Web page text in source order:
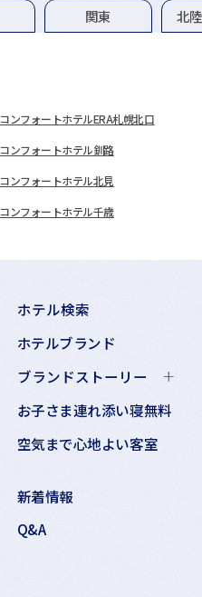
関東 北
コンフォートホテルERA札幌北口
コンフォートホテル釧路
コンフォートホテル北見
コンフォートホテル千歳
ホテル検索
ホテルブランド
ブランドストーリー
お子さま連れ添い寝無料
空気まで心地よい客室
新着情報
Q&A